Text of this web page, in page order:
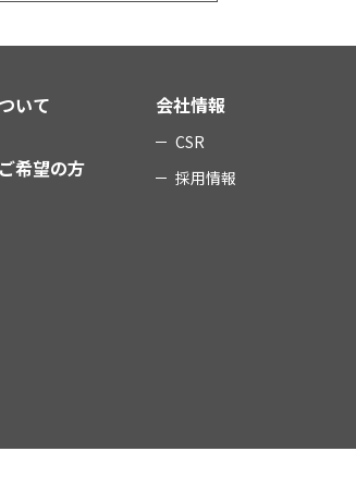
いて
希望の方
会社情報
CSR
採用情報